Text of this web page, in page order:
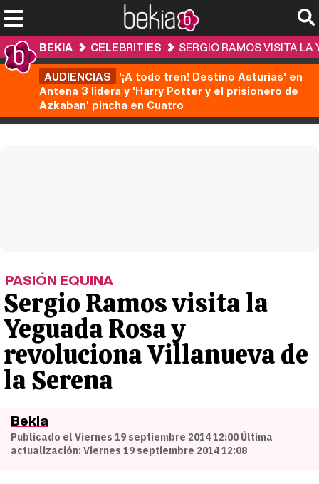
BEKIA CELEBRITIES
SERGIO RAMOS VISITA LA
AUDIENCIAS '¡A todo tren! Destino Asturias' en
Antena 3 lidera y 'Harry Potter y el prisionero de
Azkaban' pincha en Cuatro
PASIÓN EQUINA
Sergio Ramos visita la
Yeguada Rosa y
revoluciona Villanueva de
la Serena
Bekia
Publicado el Viernes 19 septiembre 2014 12:00 Última
actualización: Viernes 19 septiembre 2014 12:08